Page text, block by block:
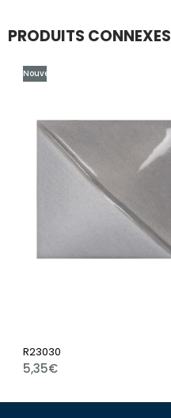
PRODUITS CONNEXES
R23030
5,35€
Nouveaux